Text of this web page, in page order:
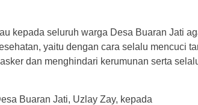
kepada seluruh warga Desa Buaran Jati
yaitu dengan cara selalu mencuci
dan menghindari kerumunan serta
Buaran Jati, Uzlay Zay, kepada